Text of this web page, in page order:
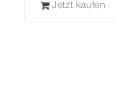
Jetzt kaufen